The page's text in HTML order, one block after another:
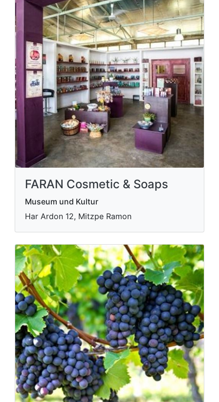
FARAN Cosmetic & Soaps
Museum und Kultur
Har Ardon 12, Mitzpe Ramon